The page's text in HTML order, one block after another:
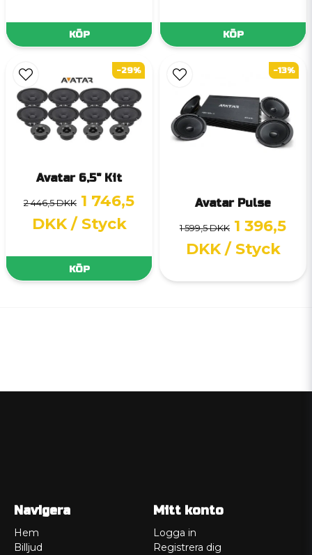
KÖP KÖP
Avatar 6,5" Kit
2 446,5 DKK 1 746,5
DKK / Styck
KÖP
-29%
Avatar Pulse
1 599,5 DKK 1 396,5
DKK / Styck
-13%
Navigera
Hem
Billjud
Mitt konto
Logga in
Registrera dig